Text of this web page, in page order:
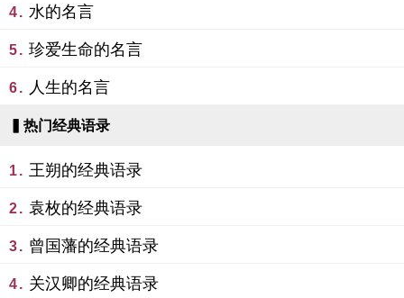
4. 水的名言
5. 珍爱生命的名言
6. 人生的名言
▍热门经典语录
1. 王朔的经典语录
2. 袁枚的经典语录
3. 曾国藩的经典语录
4. 关汉卿的经典语录